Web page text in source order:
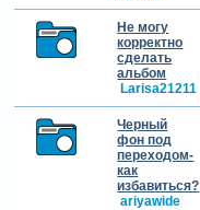
Не могу
корректно
сделать
альбом
Larisa21211
Черный
фон под
переходом-
как
избавиться?
ariyawide